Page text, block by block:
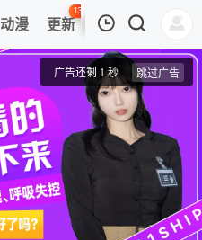
动漫 更新
133
热榜 APP
第1集